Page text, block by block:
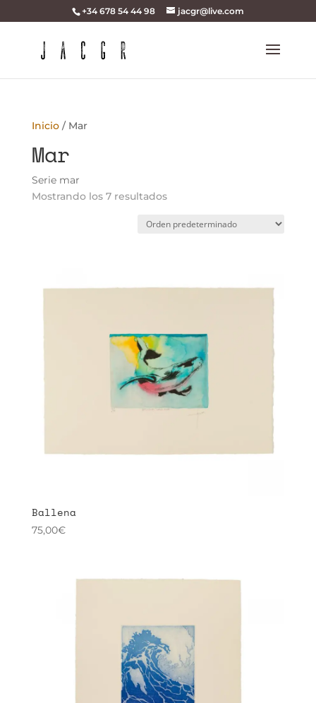
+34 678 54 44 98 jacgr@live.com
Inicio/ Mar
Mar
Serie mar
Mostrando los 7 resultados
Ballena
75,00€